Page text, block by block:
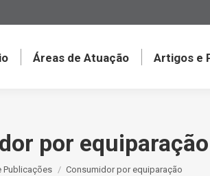
Áreas de Atuação Artigos e
por equiparação
Publicações Consumidor por equiparação